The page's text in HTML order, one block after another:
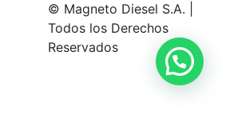
© Magneto Diesel S.A. |
Todos los Derechos
Reservados